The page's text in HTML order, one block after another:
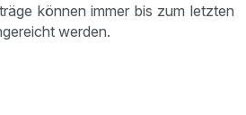
können immer bis zum letzten
werden.